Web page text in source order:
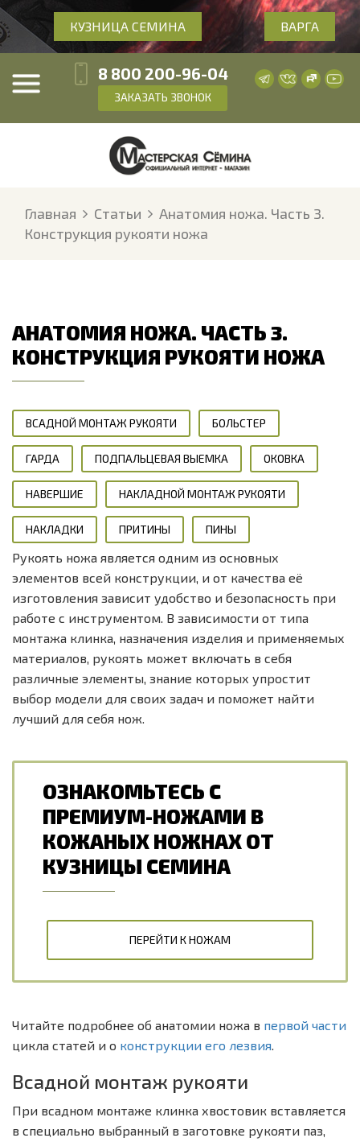
КУЗНИЦА СЕМИНА ВАРГА
8 800 200-96-04
ЗАКАЗАТЬ ЗВОНОК
Главная Статьи
Анатомия ножа. Часть 3.
Конструкция рукояти ножа
АНАТОМИЯ НОЖА. ЧАСТЬ 3.
КОНСТРУКЦИЯ РУКОЯТИ НОЖА
ВСАДНОЙ МОНТАЖ РУКОЯТИ БОЛЬСТЕР
ГАРДА ПОДПАЛЬЦЕВАЯ ВЫЕМКА ОКОВКА
НАВЕРШИЕ НАКЛАДНОЙ МОНТАЖ РУКОЯТИ
НАКЛАДКИ ПРИТИНЫ ПИНЫ
Рукоять ножа является одним из основных
элементов всей конструкции, и от качества её
изготовления зависит удобство и безопасность при
работе с инструментом. В зависимости от типа
монтажа клинка, назначения изделия и применяемых
материалов, рукоять может включать в себя
различные элементы, знание которых упростит
выбор модели для своих задач и поможет найти
лучший для себя нож.
ОЗНАКОМЬТЕСЬ С
ПРЕМИУМ-НОЖАМИ В
КОЖАНЫХ НОЖНАХ ОТ
КУЗНИЦЫ СЕМИНА
ПЕРЕЙТИ К НОЖАМ
Читайте подробнее об анатомии ножа в первой части
цикла статей и о конструкции его лезвия.
Всадной монтаж рукояти
При всадном монтаже клинка хвостовик вставляется
в специально выбранный в заготовке рукояти паз,